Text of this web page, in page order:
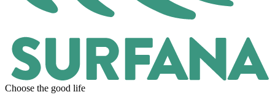
Choose the good life